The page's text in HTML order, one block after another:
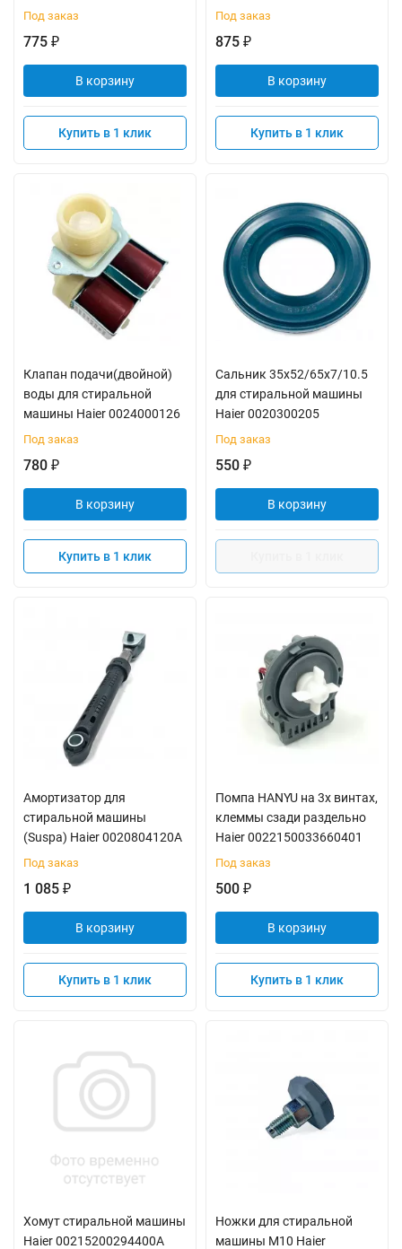
Под заказ
775 ₽
В корзину
Купить в 1 клик
Под заказ
875 ₽
В корзину
Купить в 1 клик
Клапан подачи(двойной)
воды для стиральной
машины Haier 0024000126
Под заказ
780 ₽
В корзину
Купить в 1 клик
Сальник 35x52/65x7/10.5
для стиральной машины
Haier 0020300205
Под заказ
550 ₽
В корзину
Амортизатор для
стиральной машины
(Suspa) Haier 0020804120A
Под заказ
1 085 ₽
В корзину
Купить в 1 клик
Помпа HANYU на 3х винтах,
клеммы сзади раздельно
Haier 0022150033660401
Под заказ
500 ₽
В корзину
Купить в 1 клик
Хомут стиральной машины
Haier 00215200294400A
Ножки для стиральной
машины М10 Haier